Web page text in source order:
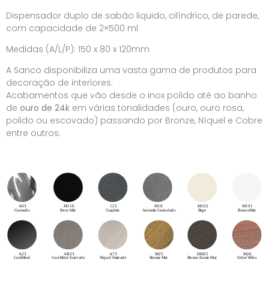
Dispensador duplo de sabão liquido, cilíndrico, de parede,
com capacidade de 2×500 ml
Medidas (A/L/P): 150 x 80 x 120mm
A Sanco disponibiliza uma vasta gama de produtos para
decoração de interiores.
Acabamentos que vão desde o inox polido até ao banho
de ouro de 24k em várias tonalidades (ouro, ouro rosa,
polido ou escovado) passando por Bronze, Níquel e Cobre
entre outros.